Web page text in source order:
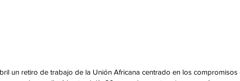
un retiro de trabajo de la Unión Africana centrado en los compromisos